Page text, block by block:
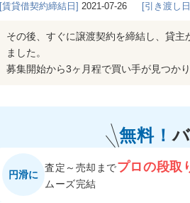
[賃貸借契約締結日] 2021-07-26 [引き渡し
その後、すぐに譲渡契約を締結し、貸
ました。
募集開始から3ヶ月程で買い手が見つか
無料！
円滑に
査定～売却までプロの段取
ムーズ完結